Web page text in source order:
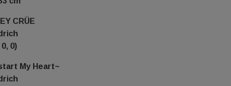
CRÜE
0)
My Heart~